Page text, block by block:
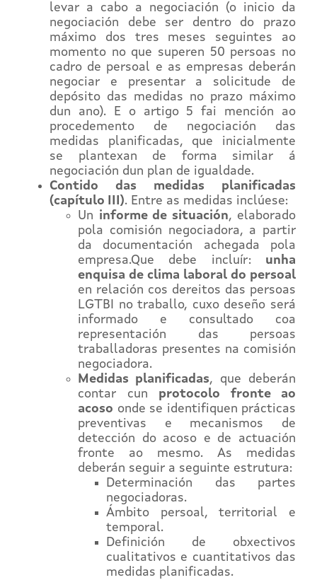
levar a cabo a negociación (o inicio da
negociación debe ser dentro do prazo
máximo dos tres meses seguintes ao
momento no que superen 50 persoas no
cadro de persoal e as empresas deberán
negociar e presentar a solicitude de
depósito das medidas no prazo máximo
dun ano). E o artigo 5 fai mención ao
procedemento de negociación das
medidas planificadas, que inicialmente
se plantexan de forma similar á
negociación dun plan de igualdade.
Contido das medidas planificadas
(capítulo III). Entre as medidas inclúese:
Un informe de situación, elaborado
pola comisión negociadora, a partir
da documentación achegada pola
empresa.Que debe incluír: unha
enquisa de clima laboral do persoal
en relación cos dereitos das persoas
LGTBI no traballo, cuxo deseño será
informado e consultado coa
representación das persoas
traballadoras presentes na comisión
negociadora.
Medidas planificadas, que deberán
contar cun protocolo fronte ao
acoso onde se identifiquen prácticas
preventivas e mecanismos de
detección do acoso e de actuación
fronte ao mesmo. As medidas
deberán seguir a seguinte estrutura:
Determinación das partes
negociadoras.
Ámbito persoal, territorial e
temporal.
Definición de obxectivos
cualitativos e cuantitativos das
medidas planificadas.